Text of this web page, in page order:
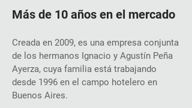
Más de 10 años en el mercado
Creada en 2009, es una empresa conjunta
de los hermanos Ignacio y Agustín Peña
Ayerza, cuya familia está trabajando
desde 1996 en el campo hotelero en
Buenos Aires.